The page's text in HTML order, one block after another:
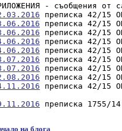
- съобщения от
преписка 42/15
преписка 42/15
преписка 42/15
преписка 42/15
преписка 42/15
преписка 42/15
преписка 42/15
преписка 42/15
преписка 42/15
преписка 1755/
на блога